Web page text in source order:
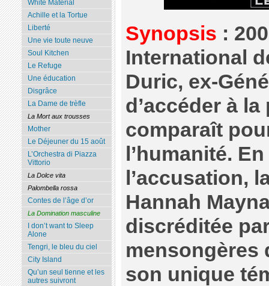
Synopsis :
International
Duric, ex-
d’accéder à
comparaît
l’humanité.
l’accusation,
Hannah
discréditée
mensongères
son unique
White Material
Achille et la Tortue
Liberté
Une vie toute neuve
Soul Kitchen
Le Refuge
Une éducation
Disgrâce
La Dame de trèfle
La Mort aux trousses
Mother
Le Déjeuner du 15 août
L’Orchestra di Piazza
Vittorio
La Dolce vita
Palombella rossa
Contes de l’âge d’or
La Domination masculine
I don’t want to Sleep
Alone
Tengri, le bleu du ciel
City Island
Qu’un seul tienne et les
autres suivront